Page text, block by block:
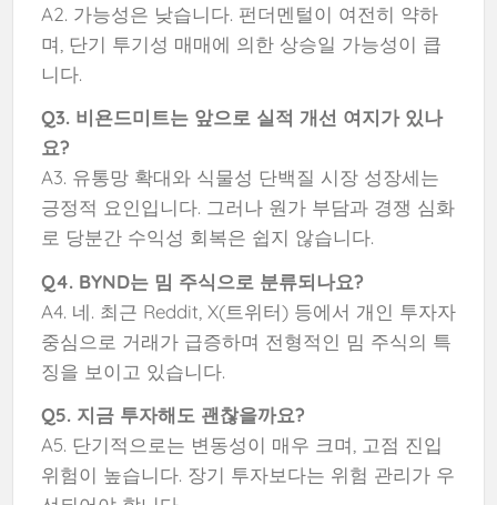
A2. 가능성은 낮습니다. 펀더멘털이 여전히 약하
며, 단기 투기성 매매에 의한 상승일 가능성이 큽
니다.
Q3. 비욘드미트는 앞으로 실적 개선 여지가 있나
요?
A3. 유통망 확대와 식물성 단백질 시장 성장세는
긍정적 요인입니다. 그러나 원가 부담과 경쟁 심화
로 당분간 수익성 회복은 쉽지 않습니다.
Q4. BYND는 밈 주식으로 분류되나요?
A4. 네. 최근 Reddit, X(트위터) 등에서 개인 투자자
중심으로 거래가 급증하며 전형적인 밈 주식의 특
징을 보이고 있습니다.
Q5. 지금 투자해도 괜찮을까요?
A5. 단기적으로는 변동성이 매우 크며, 고점 진입
위험이 높습니다. 장기 투자보다는 위험 관리가 우